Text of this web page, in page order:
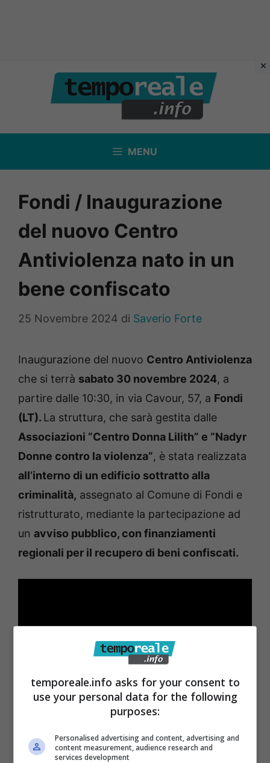
contenuto
MENU
Fondi / Inaugurazione
del nuovo Centro
Antiviolenza nato in un
bene confiscato
25 Novembre 2024 di Saverio Forte
Inaugurazione del nuovo Centro Antiviolenza
che si terrà sabato 30 novembre 2024, a
partire dalle 10:30, in via Cavour, 57, a Fondi
(LT). La struttura, che sarà gestita dalle
Associazioni “Centro Donna Lilith” e “Nadyr
Donne contro la violenza”, è stata realizzata
all’interno di un edificio sottratto alla
criminalità, assegnato al Comune di Fondi e
ristrutturato, mediante la partecipazione ad
un avviso pubblico, con finanziamenti
regionali per il recupero di beni confiscati.
temporeale.info asks for your consent to
use your personal data for the following
purposes:
Personalised advertising and content, advertising and
content measurement, audience research and
services development